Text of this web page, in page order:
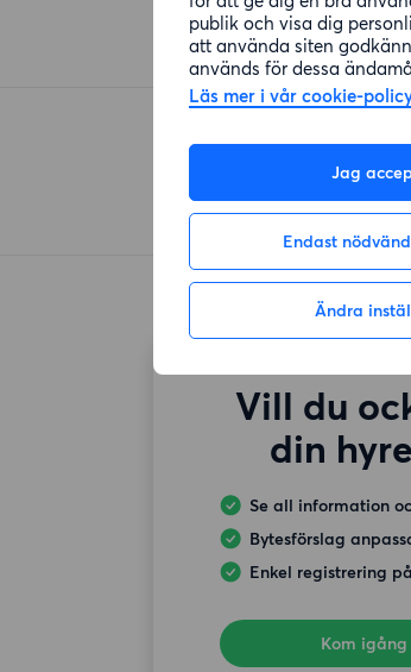
publik och visa dig
att använda siten
används för dessa
Läs mer i vår cookie-
Jag
Endast
Ändra
Vill du
din
Se all information
Bytesförslag
Enkel registrering
Kom